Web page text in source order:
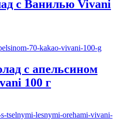
с Ванилью Vivani
с апельсином
100 г